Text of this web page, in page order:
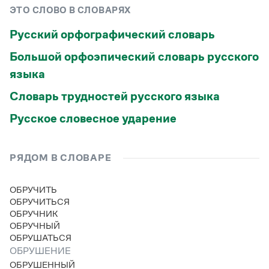
Словари русского языка как государственного
Справочники
Русский язык. Краткий теоретический курс
Письмовник
Справочник по фразеологии
Все справочники портала
Журнал
Новости и события
Словарь русских имён
Словарь методических терминов
(1956)
ЭТО СЛОВО В СЛОВАРЯХ
Русский орфографический словарь
Большой орфоэпический словарь русского
языка
Словарь трудностей русского языка
Русское словесное ударение
РЯДОМ В СЛОВАРЕ
ОБРУЧИТЬ
ОБРУЧИТЬСЯ
ОБРУЧНИК
ОБРУЧНЫЙ
ОБРУШАТЬСЯ
ОБРУШЕНИЕ
ОБРУШЕННЫЙ